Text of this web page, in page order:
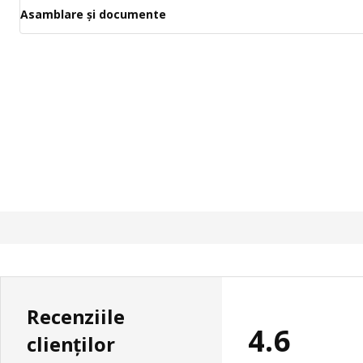
Asamblare și documente
Recenziile
clienților
4.6